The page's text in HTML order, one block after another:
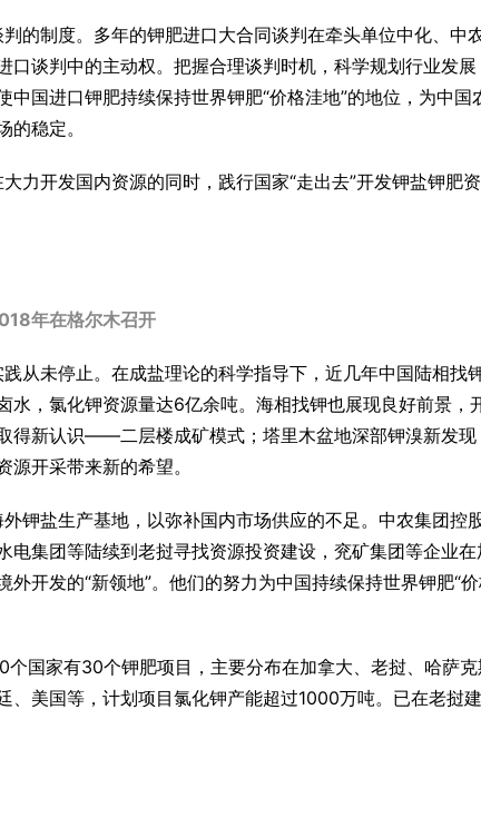
的制度。多年的钾肥进口大合同谈判在牵头单位中化、中
谈判中的主动权。把握合理谈判时机，科学规划行业发展
国进口钾肥持续保持世界钾肥“价格洼地”的地位，为中国
稳定。
力开发国内资源的同时，践行国家“走出去”开发钾盐钾肥
年在格尔木召开
从未停止。在成盐理论的科学指导下，近几年中国陆相找
，氯化钾资源量达6亿余吨。海相找钾也展现良好前景，
得新认识——二层楼成矿模式；塔里木盆地深部钾溴新发现
开采带来新的希望。
钾盐生产基地，以弥补国内市场供应的不足。中农集团控
集团等陆续到老挝寻找资源投资建设，兖矿集团等企业在
开发的“新领地”。他们的努力为中国持续保持世界钾肥“
国家有30个钾肥项目，主要分布在加拿大、老挝、哈萨
美国等，计划项目氯化钾产能超过1000万吨。已在老挝建